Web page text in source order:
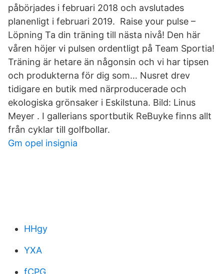
påbörjades i februari 2018 och avslutades
planenligt i februari 2019. Raise your pulse –
Löpning Ta din träning till nästa nivå! Den här
våren höjer vi pulsen ordentligt på Team Sportia!
Träning är hetare än någonsin och vi har tipsen
och produkterna för dig som… Nusret drev
tidigare en butik med närproducerade och
ekologiska grönsaker i Eskilstuna. Bild: Linus
Meyer . I gallerians sportbutik ReBuyke finns allt
från cyklar till golfbollar.
Gm opel insignia
HHgy
YXA
fCPG